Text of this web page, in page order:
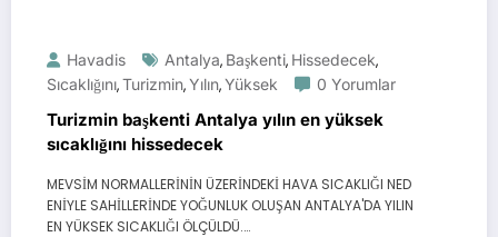
Havadis Antalya, Başkenti, Hissedecek,
Sıcaklığını,Turizmin,Yılın,Yüksek 0 Yorumlar
Turizmin başkenti Antalya yılın en yüksek
sıcaklığını hissedecek
MEVSİM NORMALLERİNİN ÜZERİNDEKİ HAVA SICAKLIĞI NED
ENİYLE SAHİLLERİNDE YOĞUNLUK OLUŞAN ANTALYA'DA YILIN
EN YÜKSEK SICAKLIĞI ÖLÇÜLDÜ.…